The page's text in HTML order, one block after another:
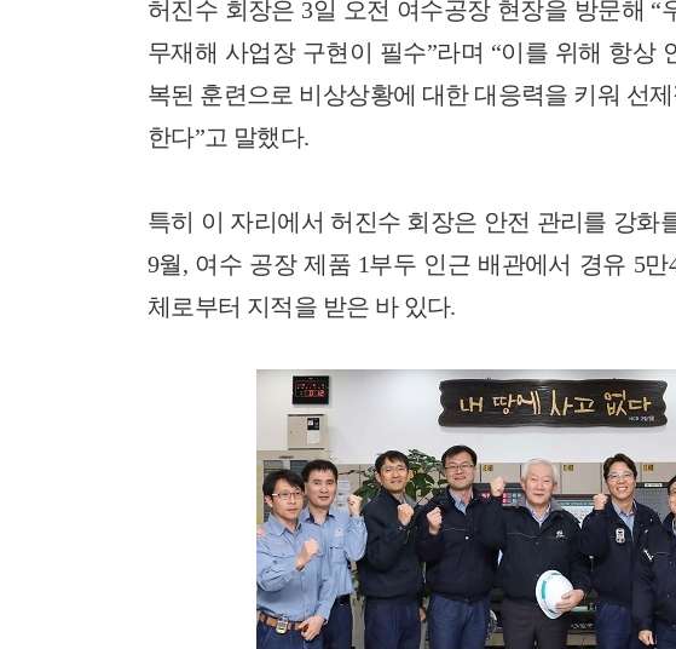
허진수 회장은 3일 오전 여수공장 현장을 방문해 “
무재해 사업장 구현이 필수”라며 “이를 위해 항상
복된 훈련으로 비상상황에 대한 대응력을 키워 선
한다”고 말했다.
특히 이 자리에서 허진수 회장은 안전 관리를 강화
9월, 여수 공장 제품 1부두 인근 배관에서 경유 5
체로부터 지적을 받은 바 있다.